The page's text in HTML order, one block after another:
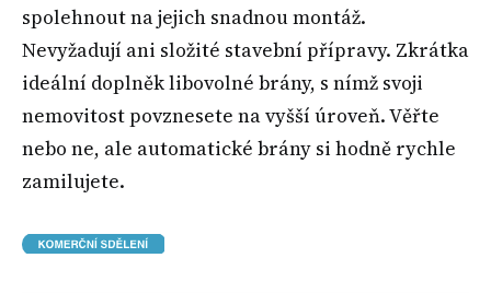
spolehnout na jejich snadnou montáž.
Nevyžadují ani složité stavební přípravy. Zkrátka
ideální doplněk libovolné brány, s nímž svoji
nemovitost povznesete na vyšší úroveň. Věřte
nebo ne, ale automatické brány si hodně rychle
zamilujete.